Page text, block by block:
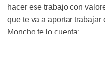
hacer ese trabajo con
que te va a aportar trabajar
Moncho te lo cuenta: